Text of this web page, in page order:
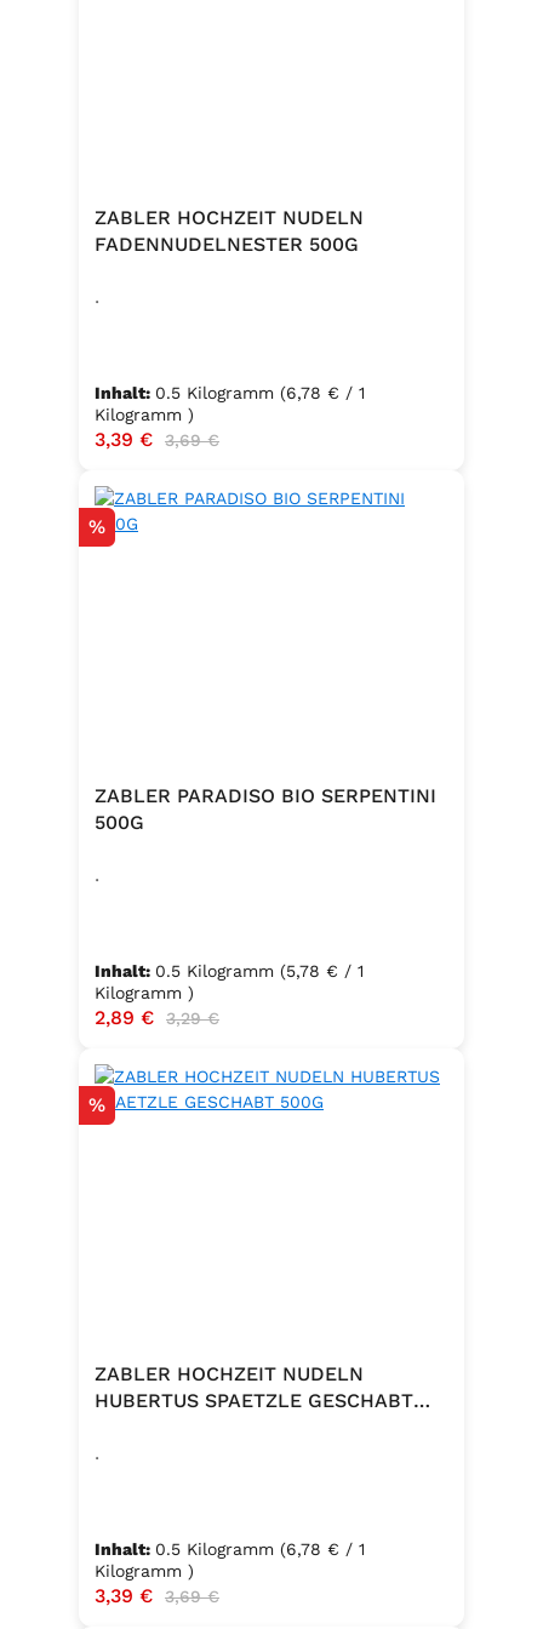
ZABLER HOCHZEIT NUDELN
FADENNUDELNESTER 500G
.
Inhalt: 0.5 Kilogramm (6,78 € / 1
Kilogramm )
Verkaufspreis:
3,39 € Regulärer Preis:
3,69 €
Rabatt
%
ZABLER PARADISO BIO SERPENTINI
500G
.
Inhalt: 0.5 Kilogramm (5,78 € / 1
Kilogramm )
Verkaufspreis:
2,89 € Regulärer Preis:
3,29 €
Rabatt
%
ZABLER HOCHZEIT NUDELN
HUBERTUS SPAETZLE GESCHABT
.
Inhalt: 0.5 Kilogramm (6,78 € / 1
Kilogramm )
Verkaufspreis:
3,39 € Regulärer Preis:
3,69 €